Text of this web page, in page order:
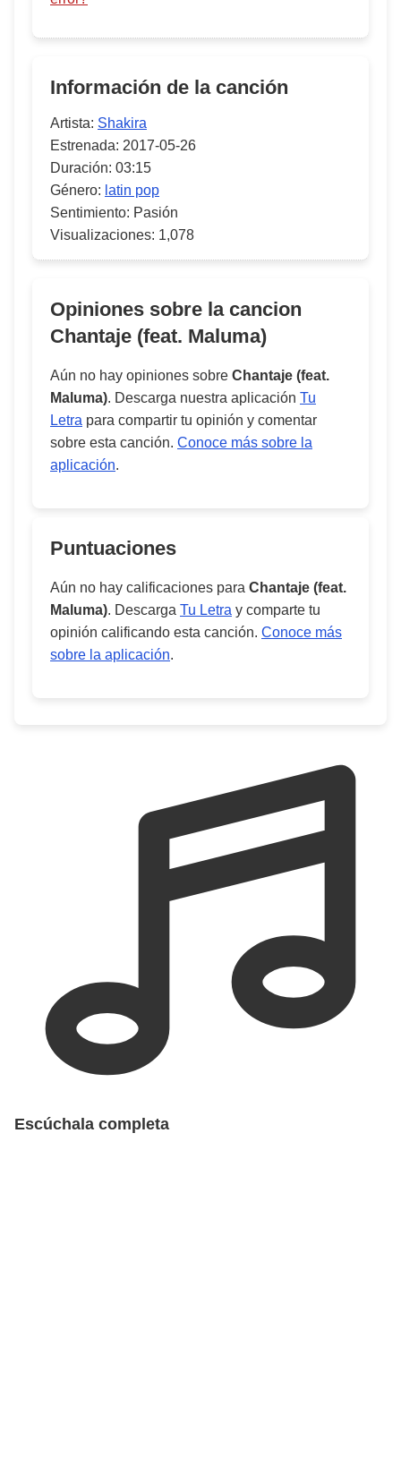
Información de la canción
Artista: Shakira
Estrenada: 2017-05-26
Duración: 03:15
Género: latin pop
Sentimiento: Pasión
Visualizaciones: 1,078
Opiniones sobre la cancion
Chantaje (feat. Maluma)
Aún no hay opiniones sobre Chantaje (feat.
Maluma). Descarga nuestra aplicación Tu
Letra para compartir tu opinión y comentar
sobre esta canción. Conoce más sobre la
aplicación.
Puntuaciones
Aún no hay calificaciones para Chantaje (feat.
Maluma). Descarga Tu Letra y comparte tu
opinión calificando esta canción. Conoce más
sobre la aplicación.
Escúchala completa